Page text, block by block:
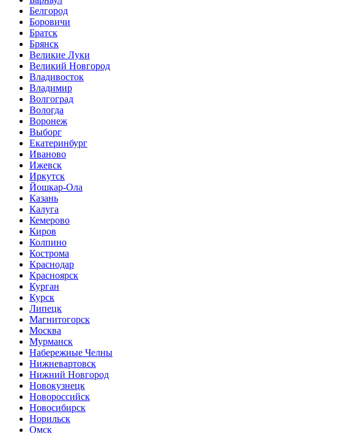
Белгород
Боровичи
Братск
Брянск
Великие Луки
Великий Новгород
Владивосток
Владимир
Волгоград
Вологда
Воронеж
Выборг
Екатеринбург
Иваново
Ижевск
Иркутск
Йошкар-Ола
Казань
Калуга
Кемерово
Киров
Колпино
Кострома
Краснодар
Красноярск
Курган
Курск
Липецк
Магнитогорск
Москва
Мурманск
Набережные Челны
Нижневартовск
Нижний Новгород
Новокузнецк
Новороссийск
Новосибирск
Норильск
Омск